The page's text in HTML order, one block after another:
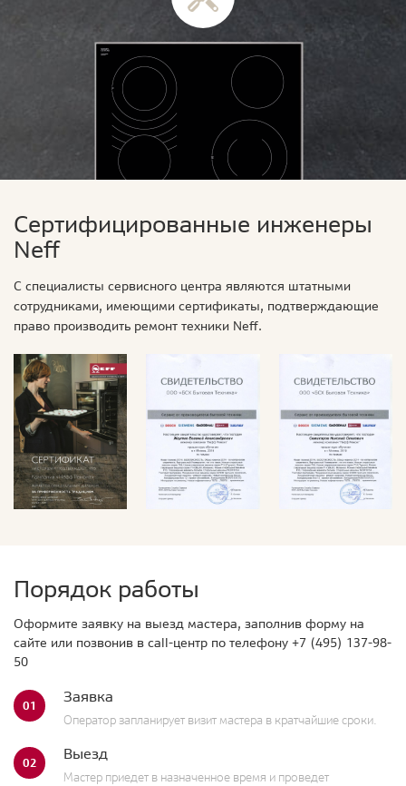
Сертифицированные инженеры
Neff
С специалисты сервисного центра являются штатными
сотрудниками, имеющими сертификаты, подтверждающие
право производить ремонт техники Neff.
Порядок работы
Оформите заявку на выезд мастера, заполнив форму на
сайте или позвонив в call-центр по телефону +7 (495) 137-98-
50
01 Заявка
Оператор запланирует визит мастера в кратчайшие сроки.
02 Выезд
Мастер приедет в назначенное время и проведет